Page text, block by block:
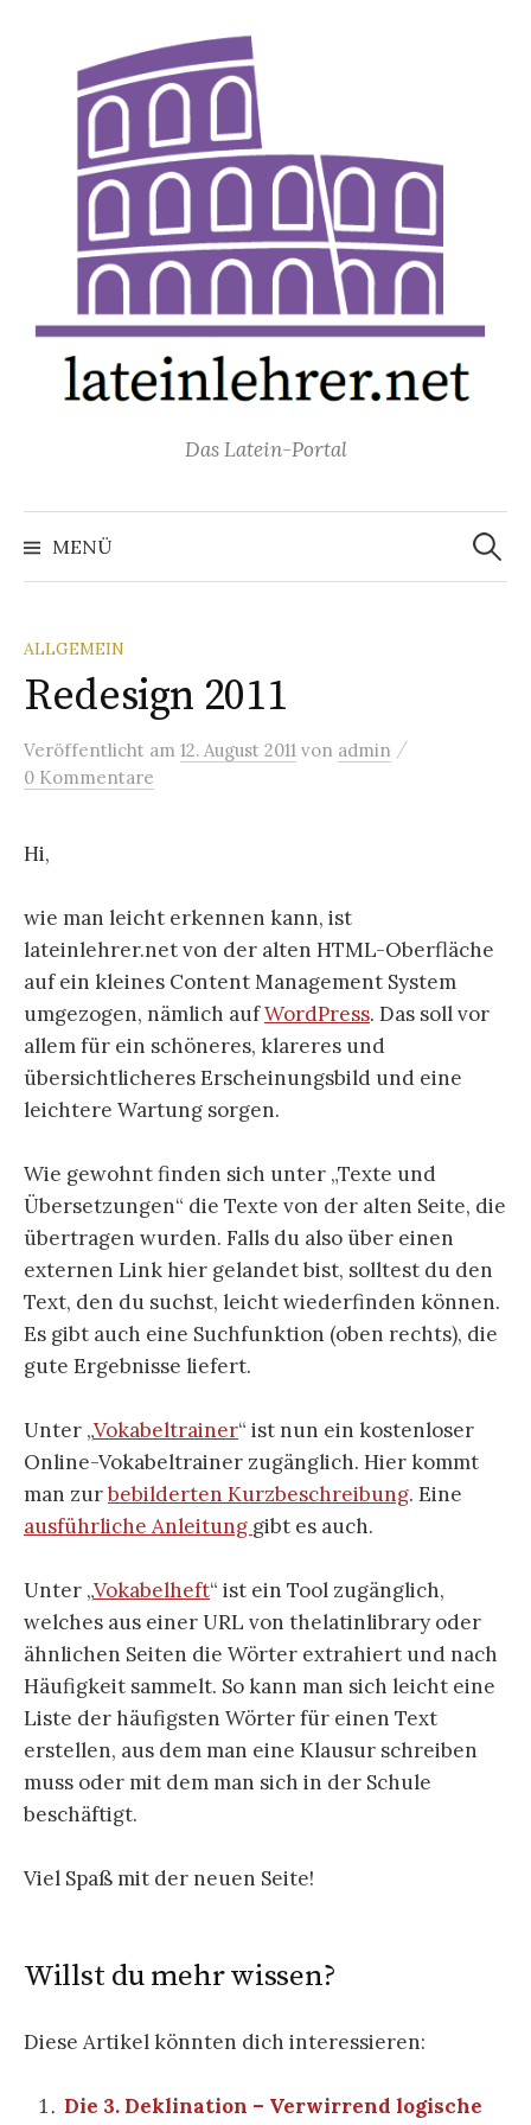
Inhalt
Das Latein-Portal
MENÜ
Suchen
nach:
ALLGEMEIN
Redesign 2011
Veröffentlicht am 12. August 2011 von admin /
0 Kommentare
Hi,
wie man leicht erkennen kann, ist
lateinlehrer.net von der alten HTML-Oberfläche
auf ein kleines Content Management System
umgezogen, nämlich aufWordPress. Das soll vor
allem für ein schöneres, klareres und
übersichtlicheres Erscheinungsbild und eine
leichtere Wartung sorgen.
Wie gewohnt finden sich unter „Texte und
Übersetzungen“ die Texte von der alten Seite, die
übertragen wurden. Falls du also über einen
externen Link hier gelandet bist, solltest du den
Text, den du suchst, leicht wiederfinden können.
Es gibt auch eine Suchfunktion (oben rechts), die
gute Ergebnisse liefert.
Unter „Vokabeltrainer“ ist nun ein kostenloser
Online-Vokabeltrainer zugänglich. Hier kommt
man zurbebilderten Kurzbeschreibung. Eine
ausführliche Anleitung gibt es auch.
Unter „Vokabelheft“ ist ein Tool zugänglich,
welches aus einer URL von thelatinlibrary oder
ähnlichen Seiten die Wörter extrahiert und nach
Häufigkeit sammelt. So kann man sich leicht eine
Liste der häufigsten Wörter für einen Text
erstellen, aus dem man eine Klausur schreiben
muss oder mit dem man sich in der Schule
beschäftigt.
Viel Spaß mit der neuen Seite!
Willst du mehr wissen?
Diese Artikel könnten dich interessieren:
Die 3. Deklination – Verwirrend logische